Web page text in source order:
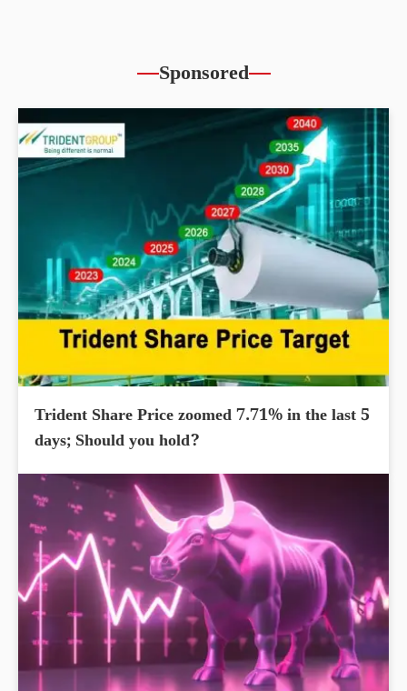
Sponsored
Trident Share Price zoomed 7.71% in the last 5
days; Should you hold?